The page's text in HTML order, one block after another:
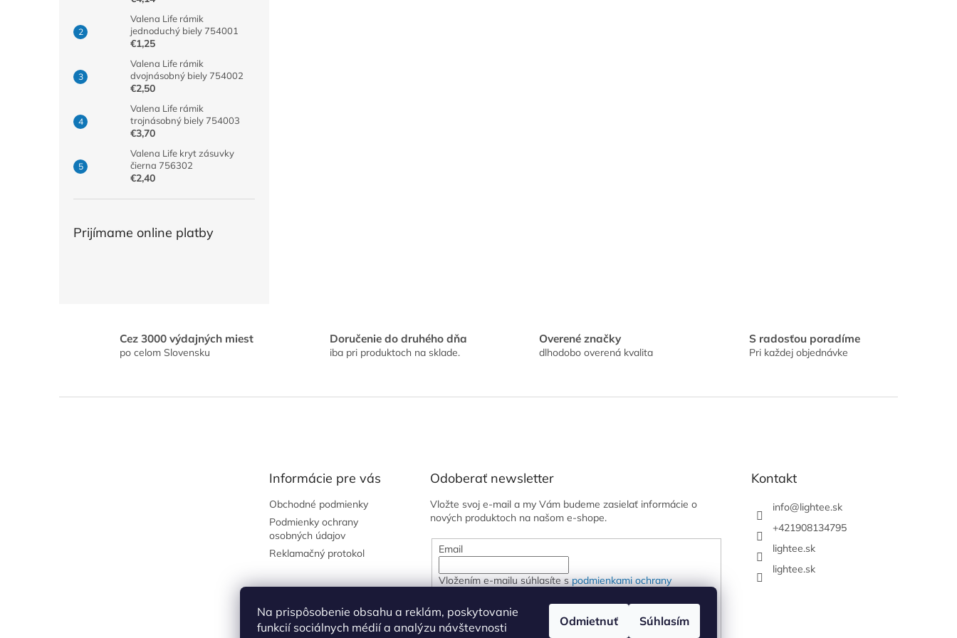
Na prispôsobenie obsahu a reklám, poskytovanie
funkcií sociálnych médií a analýzu návštevnosti
Odmietnuť Súhlasím
Valena Life rámik
jednoduchý biely 754001
€1,25
Valena Life rámik
dvojnásobný biely 754002
€2,50
Valena Life rámik
trojnásobný biely 754003
€3,70
Valena Life kryt zásuvky
čierna 756302
€2,40
Prijímame online platby
Cez 3000 výdajných miest
po celom Slovensku
Doručenie do druhého dňa
iba pri produktoch na sklade.
Overené značky
dlhodobo overená kvalita
S radosťou poradíme
Pri každej objednávke
Informácie pre vás
Obchodné podmienky
Podmienky ochrany
osobných údajov
Reklamačný protokol
Odoberať newsletter
Vložte svoj e-mail a my Vám budeme zasielať informácie o
nových produktoch na našom e-shope.
Email
Vložením e-mailu súhlasíte spodmienkami ochrany
PRIHLÁSIŤ SA
Kontakt
info@lightee.sk
+421908134795
lightee.sk
lightee.sk